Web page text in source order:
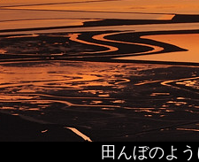
田んぼのよ